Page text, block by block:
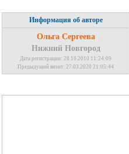
Информация об авторе
Ольга Сергеева
Нижний Новгород
Дата регистрации: 28.10.2010 11:24:09
Предыдущий визит: 27.03.2020 21:05:44